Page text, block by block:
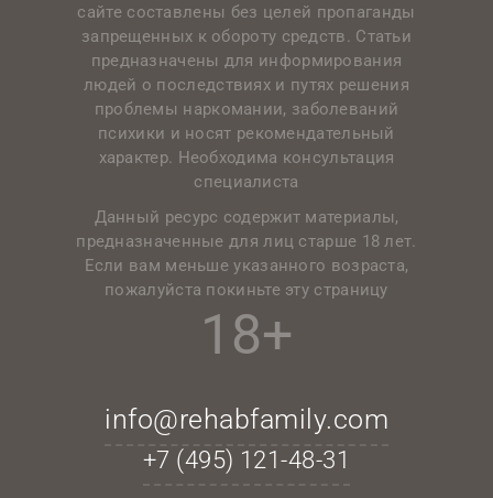
сайте составлены без целей пропаганды
запрещенных к обороту средств. Статьи
предназначены для информирования
людей о последствиях и путях решения
проблемы наркомании, заболеваний
психики и носят рекомендательный
характер. Необходима консультация
специалиста
Данный ресурс содержит материалы,
предназначенные для лиц старше 18 лет.
Если вам меньше указанного возраста,
пожалуйста покиньте эту страницу
18+
info@rehabfamily.com
+7 (495) 121-48-31